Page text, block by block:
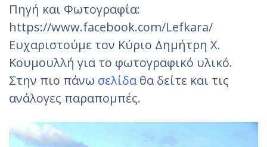
Πηγή και Φωτογραφία:
https://www.facebook.com/Lefkara/
Ευχαριστούμε τον Κύριο Δημήτρη Χ.
Κουμουλλή για το φωτογραφικό υλικό.
Στην πιο πάνω σελίδα θα δείτε και τις
ανάλογες παραπομπές.